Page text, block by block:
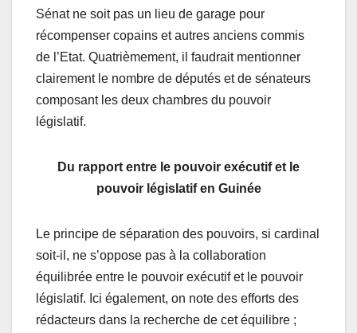
Sénat ne soit pas un lieu de garage pour
récompenser copains et autres anciens commis
de l’Etat. Quatrièmement, il faudrait mentionner
clairement le nombre de députés et de sénateurs
composant les deux chambres du pouvoir
législatif.
Du rapport entre le pouvoir exécutif et le
pouvoir législatif en Guinée
Le principe de séparation des pouvoirs, si cardinal
soit-il, ne s’oppose pas à la collaboration
équilibrée entre le pouvoir exécutif et le pouvoir
législatif. Ici également, on note des efforts des
rédacteurs dans la recherche de cet équilibre ;